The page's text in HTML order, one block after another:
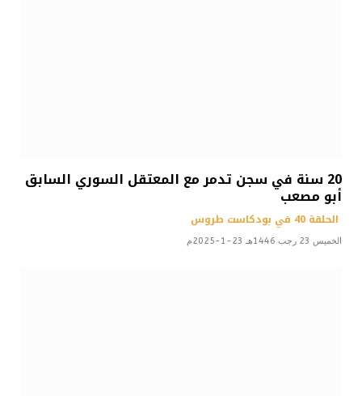
20 سنة في سجن تدمر مع المعتقل السوري السابق
أبو مصعب
الحلقة 40 في بودكاست طروس
الخميس 23 رجب 1446هـ 23-1-2025م